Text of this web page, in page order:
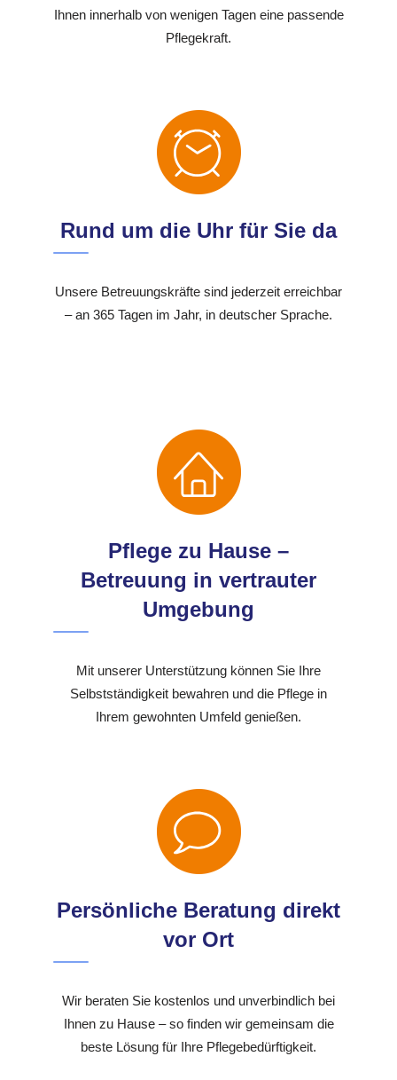
Ihnen innerhalb von wenigen Tagen eine passende
Pflegekraft.
Rund um die Uhr für Sie da
Unsere Betreuungskräfte sind jederzeit erreichbar
– an 365 Tagen im Jahr, in deutscher Sprache.
Pflege zu Hause –
Betreuung in vertrauter
Umgebung
Mit unserer Unterstützung können Sie Ihre
Selbstständigkeit bewahren und die Pflege in
Ihrem gewohnten Umfeld genießen.
Persönliche Beratung direkt
vor Ort
Wir beraten Sie kostenlos und unverbindlich bei
Ihnen zu Hause – so finden wir gemeinsam die
beste Lösung für Ihre Pflegebedürftigkeit.